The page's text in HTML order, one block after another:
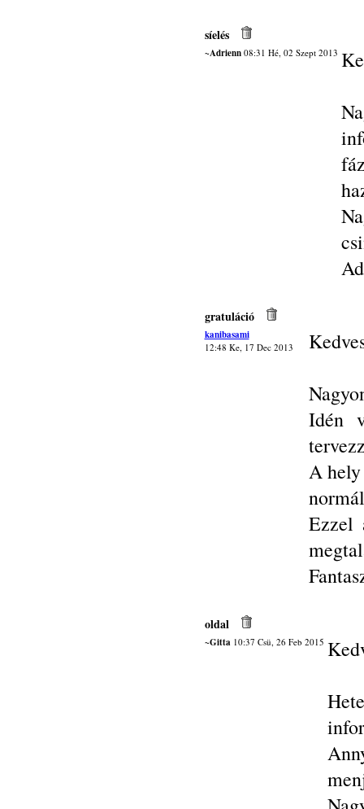
síelés
~Adrienn08:31 Hé, 02 Szept 2013
gratuláció
kanibasami
12:48 Ke, 17 Dec 2013
Idén
A hely
Ezzel
oldal
~Gitta10:37 Csü, 26 Feb 2015